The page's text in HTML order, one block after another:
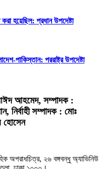
হয়েছিল: প্রধান উপদেষ্টা
পাকিস্তান: পররাষ্ট্র উপদেষ্টা
আহমেদ, সম্পাদক :
নির্বাহী সম্পাদক : মোঃ
হোসেন
অপরাধচিত্র, ২৬ বঙ্গবন্ধু অ্যাভিনিউ